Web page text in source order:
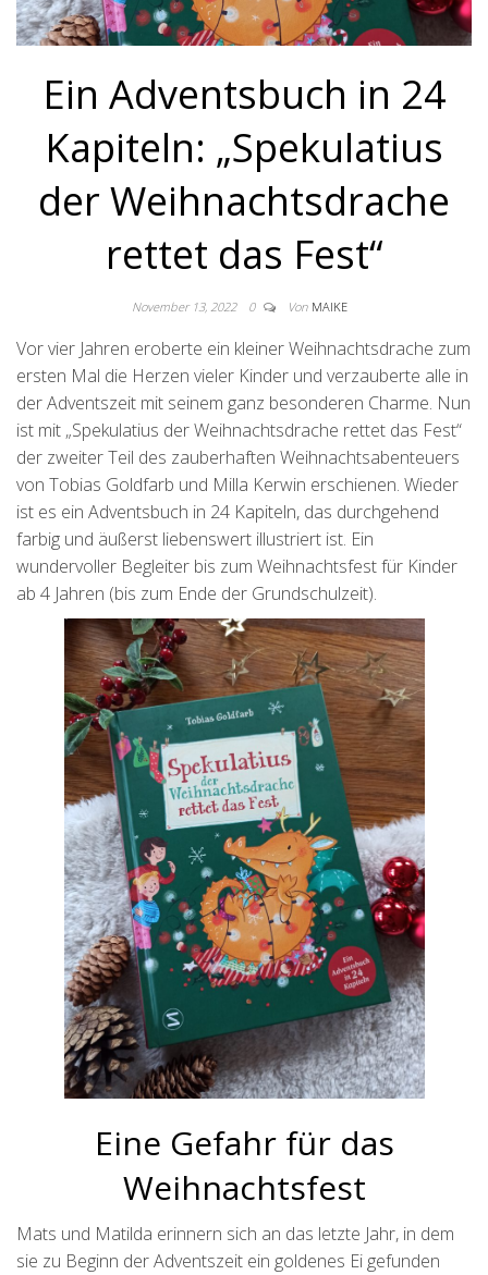
Ein Adventsbuch in 24
Kapiteln: „Spekulatius
der Weihnachtsdrache
rettet das Fest“
November 13, 2022 0 Von MAIKE
Vor vier Jahren eroberte ein kleiner Weihnachtsdrache zum
ersten Mal die Herzen vieler Kinder und verzauberte alle in
der Adventszeit mit seinem ganz besonderen Charme. Nun
ist mit „Spekulatius der Weihnachtsdrache rettet das Fest“
der zweiter Teil des zauberhaften Weihnachtsabenteuers
von Tobias Goldfarb und Milla Kerwin erschienen. Wieder
ist es ein Adventsbuch in 24 Kapiteln, das durchgehend
farbig und äußerst liebenswert illustriert ist. Ein
wundervoller Begleiter bis zum Weihnachtsfest für Kinder
ab 4 Jahren (bis zum Ende der Grundschulzeit).
Eine Gefahr für das
Weihnachtsfest
Mats und Matilda erinnern sich an das letzte Jahr, in dem
sie zu Beginn der Adventszeit ein goldenes Ei gefunden